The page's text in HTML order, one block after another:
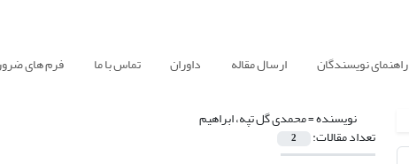
راهنمای نویسندگان ارسال مقاله داوران تماس با ما فرم های
نویسنده =محمدی گل تپه، ابراهیم
تعداد مقالات: 2